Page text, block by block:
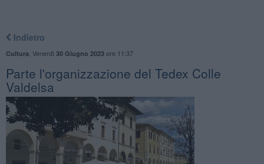
Indietro
Cultura Venerdì 30 Giugno 2023ore 11:37
Parte l'organizzazione del Tedex Colle
Valdelsa